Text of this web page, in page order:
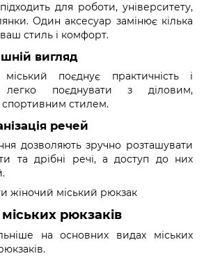
для роботи, університету,
Один аксесуар замінює кілька
стиль і комфорт.
вигляд
поєднує практичність і
легко поєднувати з діловим,
стилем.
речей
дозволяють зручно розташувати
та дрібні речі, а доступ до них
рюкзаків
на основних видах міських